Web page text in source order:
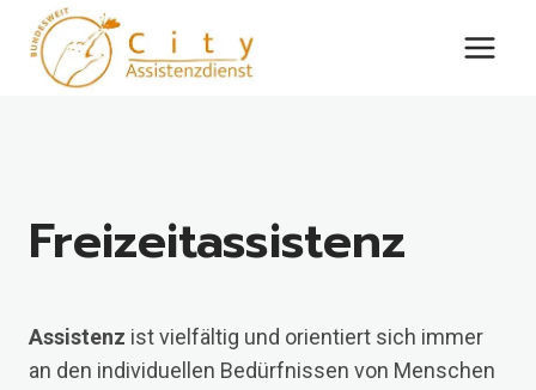
Zum
Inhalt
springen
Freizeitassistenz
Assistenz ist vielfältig und orientiert sich immer
an den individuellen Bedürfnissen von Menschen